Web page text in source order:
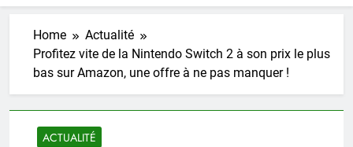
Home
Actualité
Profitez vite de la Nintendo Switch 2 à son prix le plus
bas sur Amazon, une offre à ne pas manquer !
ACTUALITÉ